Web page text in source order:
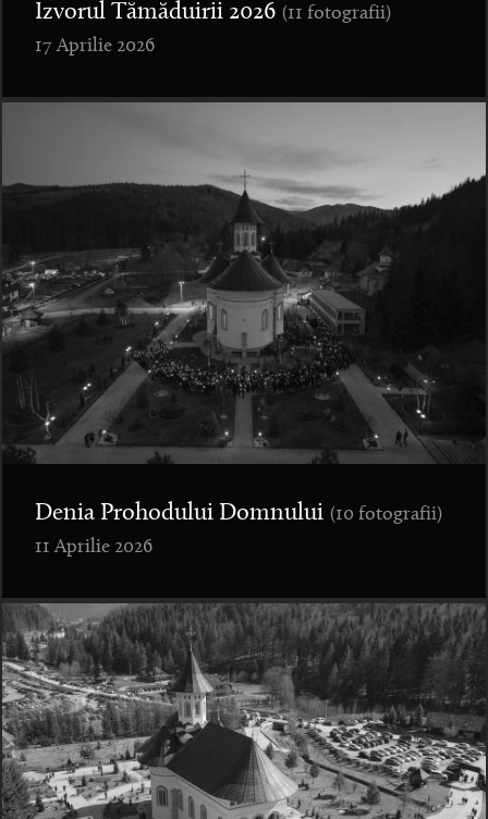
Izvorul Tămăduirii 2026 (11 fotografii)
17 Aprilie 2026
Denia Prohodului Domnului (10 fotografii)
11 Aprilie 2026